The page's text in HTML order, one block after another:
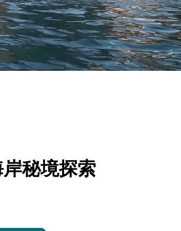
秘境探索